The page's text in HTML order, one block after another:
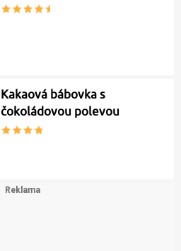
Kakaová bábovka s
čokoládovou polevou